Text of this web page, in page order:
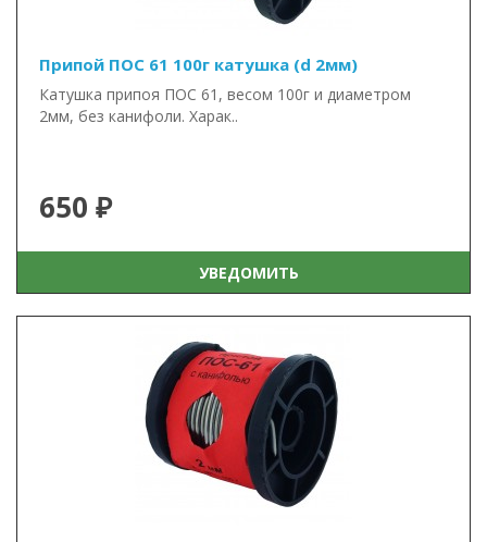
Припой ПОС 61 100г катушка (d 2мм)
Катушка припоя ПОС 61, весом 100г и диаметром
2мм, без канифоли. Харак..
650 ₽
УВЕДОМИТЬ